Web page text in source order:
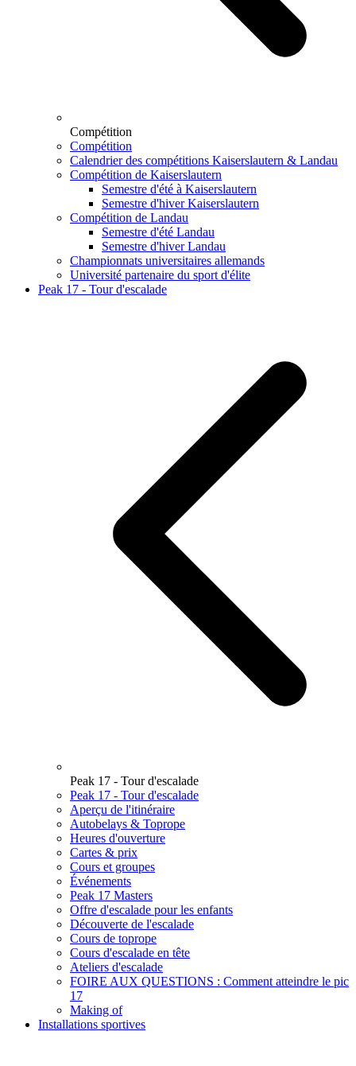
Compétition
Compétition
Calendrier des compétitions Kaiserslautern & Landau
Compétition de Kaiserslautern
Semestre d'été à Kaiserslautern
Semestre d'hiver Kaiserslautern
Compétition de Landau
Semestre d'été Landau
Semestre d'hiver Landau
Championnats universitaires allemands
Université partenaire du sport d'élite
Peak 17 - Tour d'escalade
Peak 17 - Tour d'escalade
Peak 17 - Tour d'escalade
Aperçu de l'itinéraire
Autobelays & Toprope
Heures d'ouverture
Cartes & prix
Cours et groupes
Événements
Peak 17 Masters
Offre d'escalade pour les enfants
Découverte de l'escalade
Cours de toprope
Cours d'escalade en tête
Ateliers d'escalade
FOIRE AUX QUESTIONS : Comment atteindre le pic
17
Making of
Installations sportives